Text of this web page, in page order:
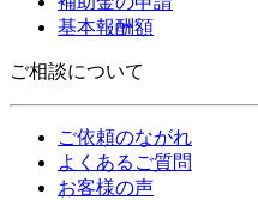
基本報酬額
ご相談について
ご依頼のながれ
よくあるご質問
お客様の声